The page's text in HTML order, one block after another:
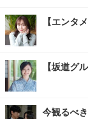
【エンタ
【坂道グ
今観るべ